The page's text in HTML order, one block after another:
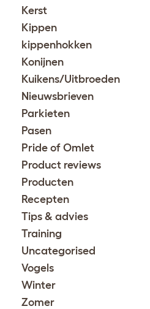
Kerst
Kippen
kippenhokken
Konijnen
Kuikens/Uitbroeden
Nieuwsbrieven
Parkieten
Pasen
Pride of Omlet
Product reviews
Producten
Recepten
Tips & advies
Training
Uncategorised
Vogels
Winter
Zomer